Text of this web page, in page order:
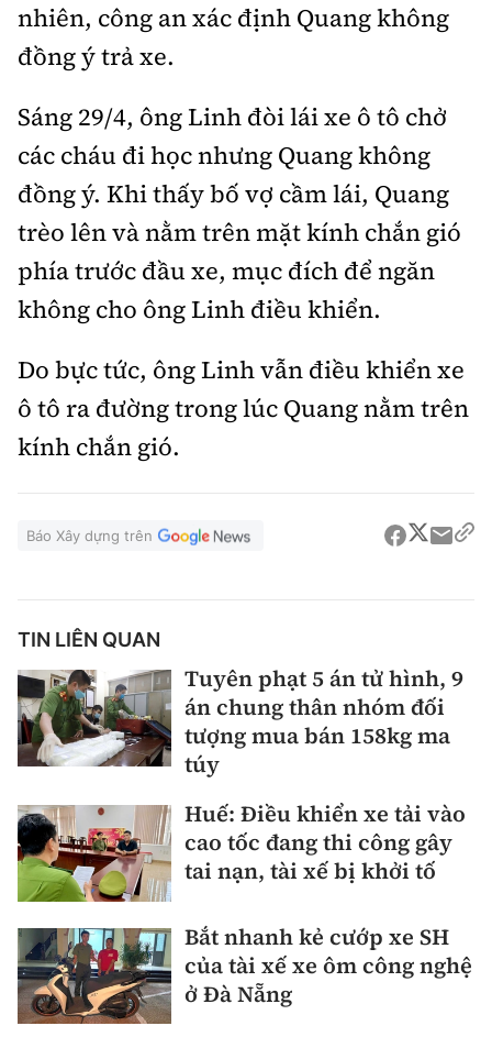
nhiên, công an xác định Quang không
đồng ý trả xe.
Sáng 29/4, ông Linh đòi lái xe ô tô chở
các cháu đi học nhưng Quang không
đồng ý. Khi thấy bố vợ cầm lái, Quang
trèo lên và nằm trên mặt kính chắn gió
phía trước đầu xe, mục đích để ngăn
không cho ông Linh điều khiển.
Do bực tức, ông Linh vẫn điều khiển xe
ô tô ra đường trong lúc Quang nằm trên
kính chắn gió.
Báo Xây dựng trên
TIN LIÊN QUAN
Tuyên phạt 5 án tử hình, 9
án chung thân nhóm đối
tượng mua bán 158kg ma
túy
Huế: Điều khiển xe tải vào
cao tốc đang thi công gây
tai nạn, tài xế bị khởi tố
Bắt nhanh kẻ cướp xe SH
của tài xế xe ôm công nghệ
ở Đà Nẵng